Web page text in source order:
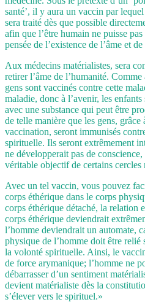
santé’, il y aura un vaccin par
sera traité dès que possible
afin que l’être humain ne puisse
pensée de l’existence de l’âme et
Aux médecins matérialistes, sera
retirer l’âme de l’humanité.
gens sont vaccinés contre cette
maladie, donc à l’avenir, les
avec une substance qui peut être
de telle manière que les gens, grâce
vaccination, seront immunisés
spirituelle. Ils seront extrêmement
ne développerait pas de conscience,
véritable objectif de certains cercles
Avec un tel vaccin, vous pouvez
corps éthérique dans le corps
corps éthérique détaché, la relation
corps éthérique deviendrait
l’homme deviendrait un automate,
physique de l’homme doit être relié
la volonté spirituelle. Ainsi, le
de force arymanique; l’homme ne
débarrasser d’un sentiment
devient matérialiste dès la
s’élever vers le spirituel.»